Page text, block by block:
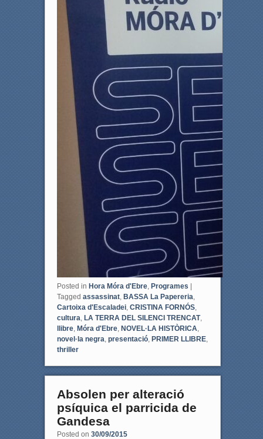
Posted in Hora Móra d'Ebre, Programes |
Tagged assassinat, BASSA La Papereria
Cartoixa d'Escaladei, CRISTINA FORNÓS,
cultura LA TERRA DEL SILENCI TRENCAT,
llibre, Móra d'Ebre, NOVEL·LA HISTÒRICA
novel·la negra presentació, PRIMER LLIBRE,
thriller
Absolen per alteració
psíquica el parricida de
Gandesa
Posted on 30/09/2015